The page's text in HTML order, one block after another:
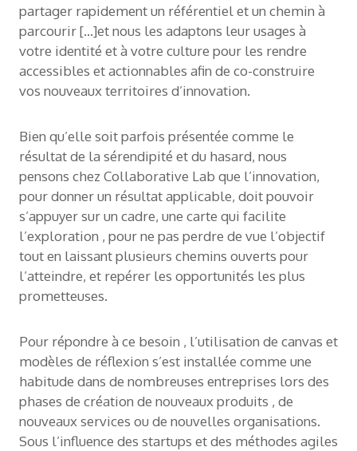
partager rapidement un référentiel et un chemin à
parcourir […]et nous les adaptons leur usages à
votre identité et à votre culture pour les rendre
accessibles et actionnables afin de co-construire
vos nouveaux territoires d’innovation.
Bien qu’elle soit parfois présentée comme le
résultat de la sérendipité et du hasard, nous
pensons chez Collaborative Lab que l’innovation,
pour donner un résultat applicable, doit pouvoir
s’appuyer sur un cadre, une carte qui facilite
l’exploration , pour ne pas perdre de vue l’objectif
tout en laissant plusieurs chemins ouverts pour
l’atteindre, et repérer les opportunités les plus
prometteuses.
Pour répondre à ce besoin , l’utilisation de canvas et
modèles de réflexion s’est installée comme une
habitude dans de nombreuses entreprises lors des
phases de création de nouveaux produits , de
nouveaux services ou de nouvelles organisations.
Sous l’influence des startups et des méthodes agiles